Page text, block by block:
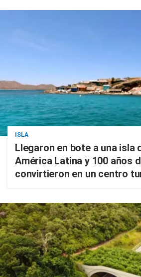
ISLA
Llegaron en bote a una isla
América Latina y 100 años
convirtieron en un centro